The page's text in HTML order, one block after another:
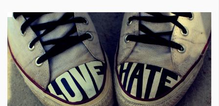
Дизайн
1272
Книги 1188
30+ 1970
Гурме 1710